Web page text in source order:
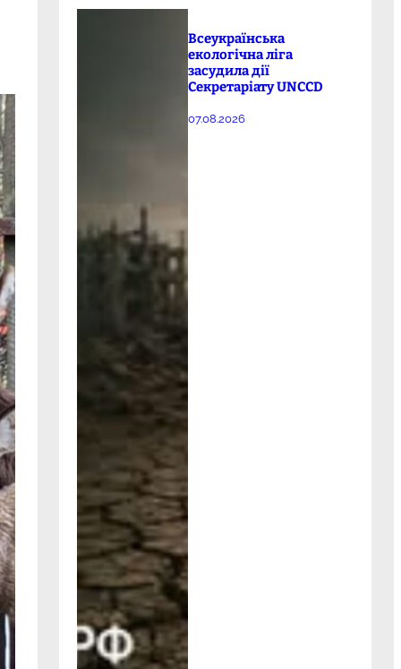
Всеукраїнська
екологічна ліга
засудила дії
Секретаріату UNCCD
07.08.2026